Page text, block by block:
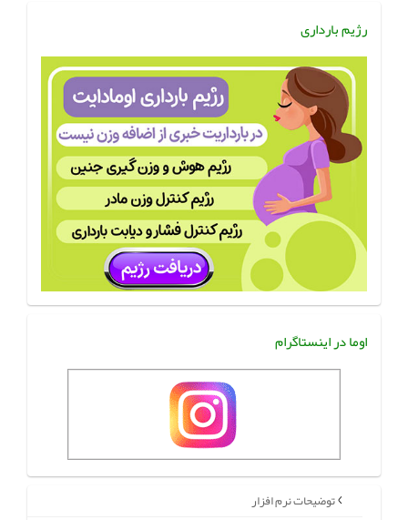
رژیم بارداری
اوما در اینستاگرام
توضیحات نرم افزار